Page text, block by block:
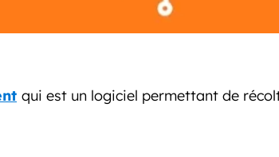
qui est un logiciel permettant de